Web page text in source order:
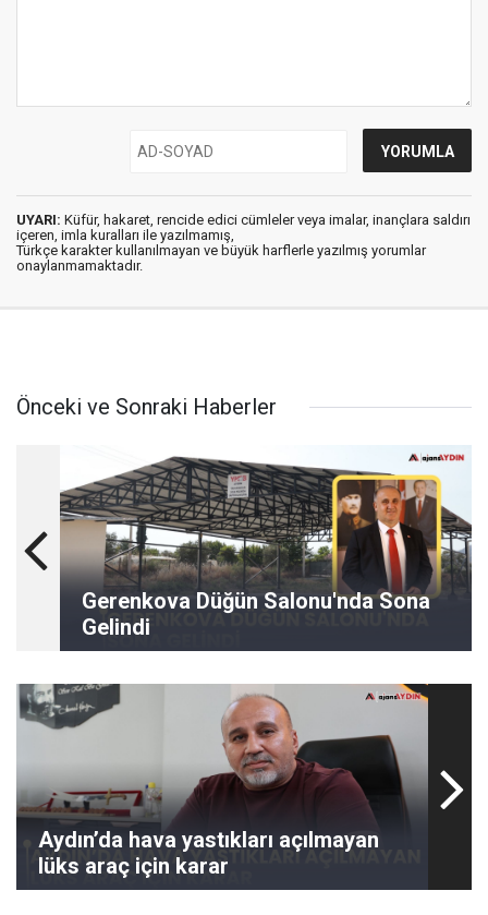
UYARI: Küfür, hakaret, rencide edici cümleler veya imalar, inançlara saldırı
içeren, imla kuralları ile yazılmamış,
Türkçe karakter kullanılmayan ve büyük harflerle yazılmış yorumlar
onaylanmamaktadır.
Önceki ve Sonraki Haberler
Gerenkova Düğün Salonu'nda Sona
Gelindi
Aydın’da hava yastıkları açılmayan
lüks araç için karar